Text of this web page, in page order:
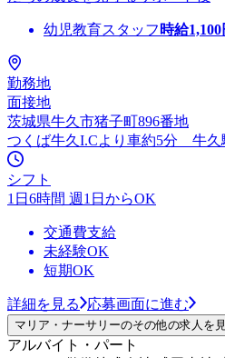
幼児教育スタッフ 時給1,100
勤務地
面接地
茨城県牛久市猪子町896番地
つくば牛久I.Cより車約5分 牛久
シフト
1日6時間 週1日からOK
交通費支給
未経験OK
短期OK
詳細を見る 応募画面に進む
マリア・ナーサリーのその他の求人を
アルバイト・パート